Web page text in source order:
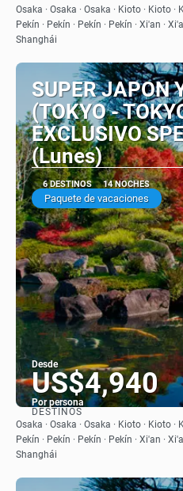
Osaka · Osaka · Osaka · Kioto · Kioto ·
Pekín · Pekín · Pekín · Pekín · Xi'an ·
Shanghái
SUPER JAPON
(TOKYO -
EXCLUSIVO
(Lunes)
6 DESTINOS 14 NOCHES
Paquete de vacaciones
Desde
US$4,940
Por persona
DESTINOS
Osaka · Osaka · Osaka · Kioto · Kioto ·
Pekín · Pekín · Pekín · Pekín · Xi'an ·
Shanghái